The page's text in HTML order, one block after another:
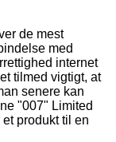
de mest
med
internet
tilmed vigtigt, at
senere kan
"007" Limited
produkt til en